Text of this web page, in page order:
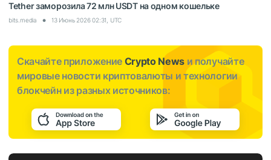
Tether заморозила 72 млн USDT на одном кошельке
bits.media 13 Июнь 2026 02:31, UTC
Скачайте приложение Crypto News и получайте
мировые новости криптовалюты и технологии
блокчейн из разных источников: